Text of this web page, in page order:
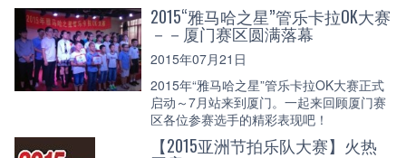
2015“雅马哈之星”管乐卡拉OK大赛
－－厦门赛区圆满落幕
2015年07月21日
2015年“雅马哈之星”管乐卡拉OK大赛正式
启动～7月站来到厦门。一起来回顾厦门赛
区各位参赛选手的精彩表现吧！
【2015亚洲节拍乐队大赛】火热